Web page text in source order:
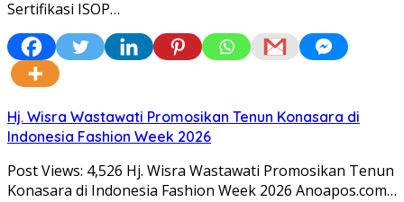
Sertifikasi ISOP…
Hj. Wisra Wastawati Promosikan Tenun Konasara di
Indonesia Fashion Week 2026
Post Views: 4,526 Hj. Wisra Wastawati Promosikan Tenun
Konasara di Indonesia Fashion Week 2026 Anoapos.com…